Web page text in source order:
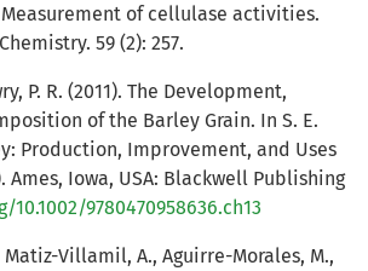
Measurement of cellulase activities.
59 (2): 257.
P. R. (2011). The Development,
of the Barley Grain. In S. E.
Production, Improvement, and Uses
Ames, Iowa, USA: Blackwell Publishing
9780470958636.ch13
Villamil, A., Aguirre-Morales, M.,